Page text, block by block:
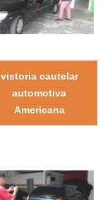
vistoria cautelar
automotiva
Americana